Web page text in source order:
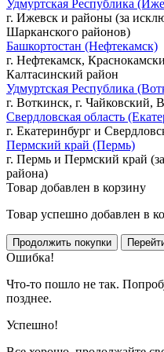
Удмуртская Республика
г. Ижевск и районы (за
Шарканского районов)
Башкортостан (Нефтекамск)
г. Нефтекамск,
Калтасинский район
Удмуртская Республика
г. Воткинск, г.
Свердловская область
г. Екатеринбург и
Пермский край (Пермь)
г. Пермь и Пермский край
района)
Товар добавлен в корзину
Товар успешно добавлен в
Ошибка!
Что-то пошло не так.
позднее.
Успешно!